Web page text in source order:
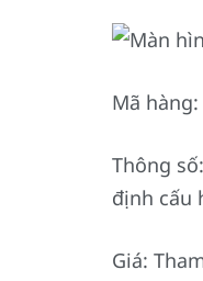
Mã hàng:
Thông
định cấu
Giá: